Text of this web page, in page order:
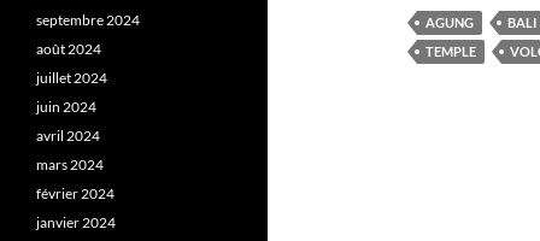
AGUNG BALI
TEMPLE
septembre 2024
août 2024
juillet 2024
juin 2024
avril 2024
mars 2024
février 2024
janvier 2024